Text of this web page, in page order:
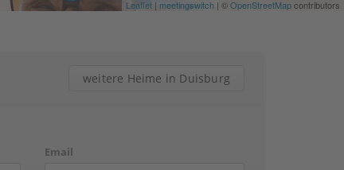
Leaflet | meetingswitch | ©OpenStreetMapcontributors
weitere Heime in Duisburg
Email